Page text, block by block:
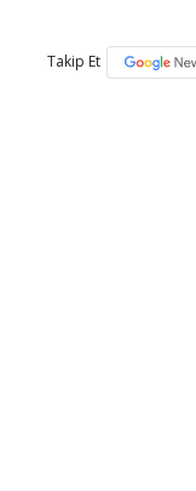
Takip Et